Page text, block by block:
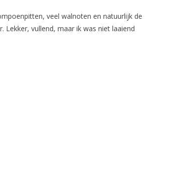
veel walnoten en natuurlijk de
Lekker, vullend, maar ik was niet laaiend